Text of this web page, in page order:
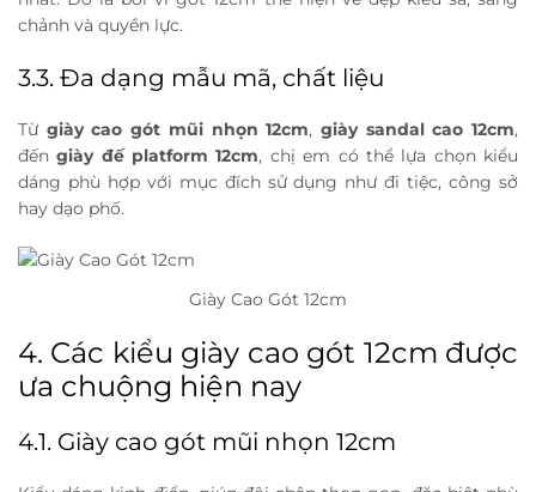
chảnh và quyền lực.
3.3. Đa dạng mẫu mã, chất liệu
Từ giày cao gót mũi nhọn 12cm, giày sandal cao 12cm,
đếngiày đế platform 12cm, chị em có thể lựa chọn kiểu
dáng phù hợp với mục đích sử dụng như đi tiệc, công sở
hay dạo phố.
Giày Cao Gót 12cm
4. Các kiểu giày cao gót 12cm được
ưa chuộng hiện nay
4.1. Giày cao gót mũi nhọn 12cm